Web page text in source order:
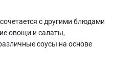
с другими блюдами
овощи и салаты,
соусы на основе